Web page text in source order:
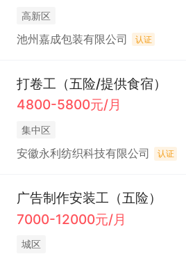
高新区
池州嘉成包装有限公司 认证
打卷工（五险/提供食宿）
4800-5800元/月
集中区
安徽永利纺织科技有限公司 认证
广告制作安装工（五险）
7000-12000元/月
城区